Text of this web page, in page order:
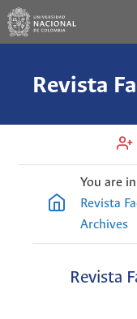
You are
Revista
Archives
Revista